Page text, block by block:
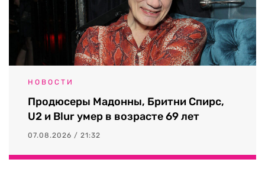
НОВОСТИ
Продюсеры Мадонны, Бритни Спирс,
U2 и Blur умер в возрасте 69 лет
07.08.2026 / 21:32